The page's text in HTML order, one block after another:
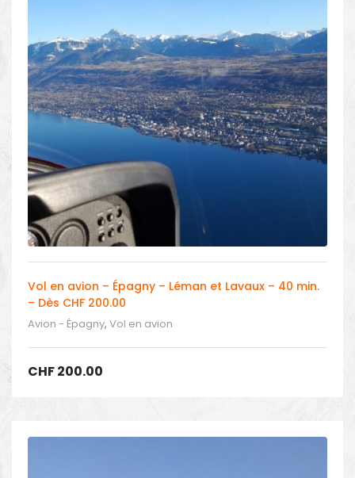
Vol en avion – Épagny – Léman et Lavaux – 40 min.
– Dès CHF 200.00
Avion - Épagny, Vol en avion
CHF200.00